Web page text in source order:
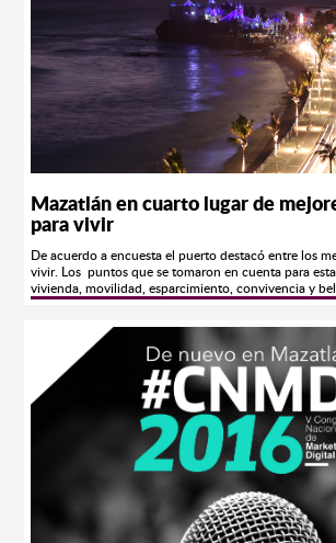
exhibiciones diariamente, por lo que la exhibición
sigue siendo de las preferidas por los turistas. Así
Pecera de Contacto, recientemente inaugurada,
contacto directo con especies equinodermos,
mar, erizos punta de lapíz, entre otras especies.
Para finalizar, invitó para quienes aún no han
en horario de 9:30 a.m. a 5:00 p.m, los precios son
$110, Adultos Mayores pagan la mitad presentando
INSEN. Permanecemos abiertos de lunes a
pagina.- www.acuariomazatlan.com
Mazatlán en cuarto lugar de
para vivir
De acuerdo a encuesta el puerto destacó entre los
vivir. Los puntos que se tomaron en cuenta para
vivienda, movilidad, esparcimiento, convivencia y
de Vida (INCAV) que permite jerarquizar las mejores y
para vivir en el país. Con esta encuesta se celebra la
ciudades más habitables de México” con el
comparaciones sobre el crecimiento económico y
urbanos del país. Para llevarlo a cabo, GCE realizó
encuestas a nivel nacional llevadas a cabo entre el
julio del 2015. Los puntos que se tomaron en cuenta
fueron los siguientes: oferta suficiente de vivienda,
limpieza atmosférica,suficiencia de centros de
buen ambiente de convivencia ciudadana, museos y
bellezas naturales, calidad de vida respecto al año
respecto al resto del país. Siendo así, los resultados
Mérida se ubicó como la ciudad más habitable del